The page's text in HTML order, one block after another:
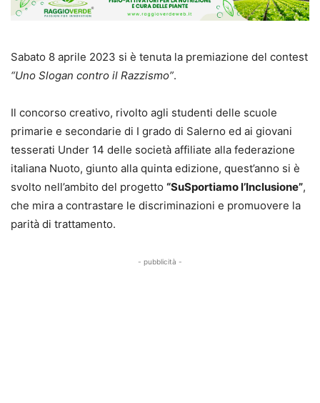
Sabato 8 aprile 2023 si è tenuta la premiazione del contest
“Uno Slogan contro il Razzismo”.
Il concorso creativo, rivolto agli studenti delle scuole
primarie e secondarie di I grado di Salerno ed ai giovani
tesserati Under 14 delle società affiliate alla federazione
italiana Nuoto, giunto alla quinta edizione, quest’anno si è
svolto nell’ambito del progetto “SuSportiamo l’Inclusione”,
che mira a contrastare le discriminazioni e promuovere la
parità di trattamento.
- pubblicità -